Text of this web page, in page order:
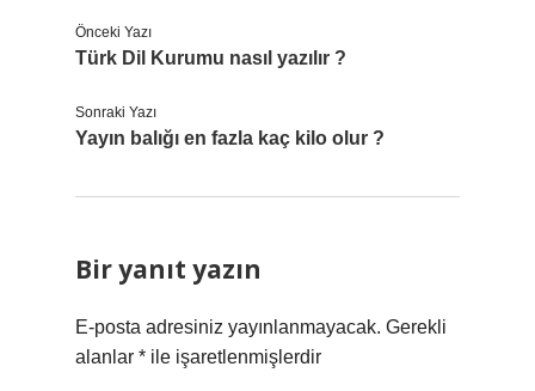
Önceki Yazı
Türk Dil Kurumu nasıl yazılır ?
Sonraki Yazı
Yayın balığı en fazla kaç kilo olur ?
Bir yanıt yazın
E-posta adresiniz yayınlanmayacak. Gerekli
alanlar * ile işaretlenmişlerdir